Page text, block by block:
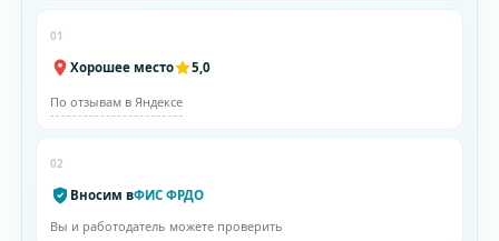
01
Хорошее место 5,0
По отзывам в Яндексе
02
Вносим вФИС ФРДО
Вы и работодатель можете проверить